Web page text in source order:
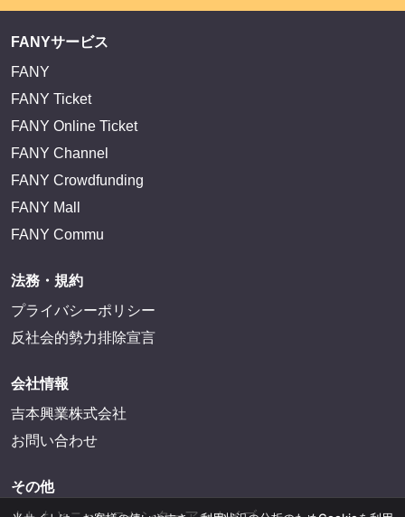
FANYサービス
FANY
FANY Ticket
FANY Online Ticket
FANY Channel
FANY Crowdfunding
FANY Mall
FANY Commu
法務・規約
プライバシーポリシー
反社会的勢力排除宣言
会社情報
吉本興業株式会社
お問い合わせ
その他